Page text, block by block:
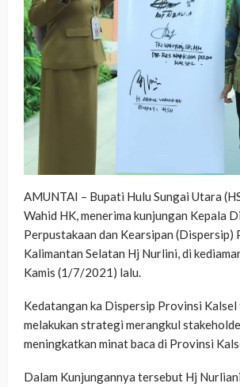
AMUNTAI – Bupati Hulu Sungai Utara
Wahid HK, menerima kunjungan Kepala
Perpustakaan dan Kearsipan (Dispersip)
Kalimantan Selatan Hj Nurlini, di
Kamis (1/7/2021) lalu.
Kedatangan ka Dispersip Provinsi
melakukan strategi merangkul
meningkatkan minat baca di Provinsi
Dalam Kunjungannya tersebut Hj